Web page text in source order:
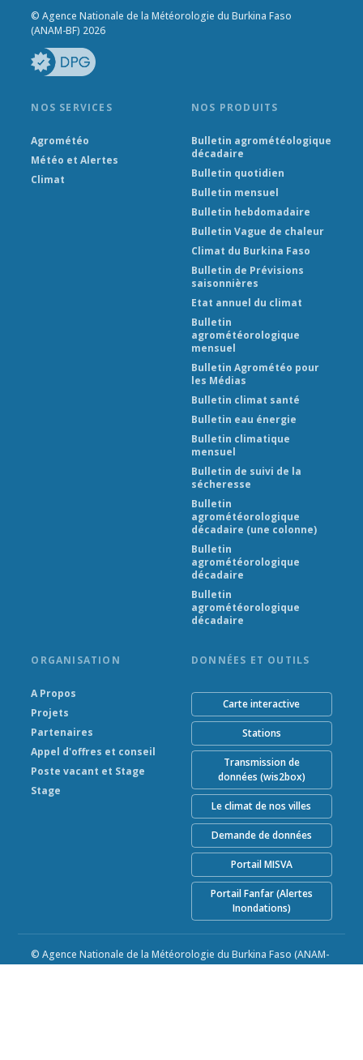
© Agence Nationale de la Météorologie du Burkina Faso
(ANAM-BF) 2026
NOS SERVICES
Agrométéo
Météo et Alertes
Climat
NOS PRODUITS
Bulletin agrométéologique
décadaire
Bulletin quotidien
Bulletin mensuel
Bulletin hebdomadaire
Bulletin Vague de chaleur
Climat du Burkina Faso
Bulletin de Prévisions
saisonnières
Etat annuel du climat
Bulletin
agrométéorologique
mensuel
Bulletin Agrométéo pour
les Médias
Bulletin climat santé
Bulletin eau énergie
Bulletin climatique
mensuel
Bulletin de suivi de la
sécheresse
Bulletin
agrométéorologique
décadaire (une colonne)
Bulletin
agrométéorologique
décadaire
Bulletin
agrométéorologique
décadaire
ORGANISATION
A Propos
Projets
Partenaires
Appel d'offres et conseil
Poste vacant et Stage
Stage
DONNÉES ET OUTILS
Carte interactive
Stations
Transmission de
données (wis2box)
Le climat de nos villes
Demande de données
Portail MISVA
Portail Fanfar (Alertes
Inondations)
© Agence Nationale de la Météorologie du Burkina Faso (ANAM-
BF) 2026